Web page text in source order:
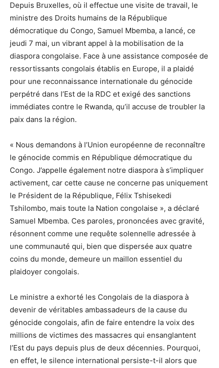
Depuis Bruxelles, où il effectue une visite de travail, le
ministre des Droits humains de la République
démocratique du Congo, Samuel Mbemba, a lancé, ce
jeudi 7 mai, un vibrant appel à la mobilisation de la
diaspora congolaise. Face à une assistance composée de
ressortissants congolais établis en Europe, il a plaidé
pour une reconnaissance internationale du génocide
perpétré dans l’Est de la RDC et exigé des sanctions
immédiates contre le Rwanda, qu’il accuse de troubler la
paix dans la région.
« Nous demandons à l’Union européenne de reconnaître
le génocide commis en République démocratique du
Congo. J’appelle également notre diaspora à s’impliquer
activement, car cette cause ne concerne pas uniquement
le Président de la République, Félix Tshisekedi
Tshilombo, mais toute la Nation congolaise », a déclaré
Samuel Mbemba. Ces paroles, prononcées avec gravité,
résonnent comme une requête solennelle adressée à
une communauté qui, bien que dispersée aux quatre
coins du monde, demeure un maillon essentiel du
plaidoyer congolais.
Le ministre a exhorté les Congolais de la diaspora à
devenir de véritables ambassadeurs de la cause du
génocide congolais, afin de faire entendre la voix des
millions de victimes des massacres qui ensanglantent
l’Est du pays depuis plus de deux décennies. Pourquoi,
en effet, le silence international persiste-t-il alors que